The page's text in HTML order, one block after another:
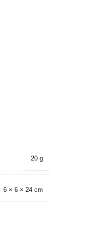
20 g
6 × 6 × 24 cm